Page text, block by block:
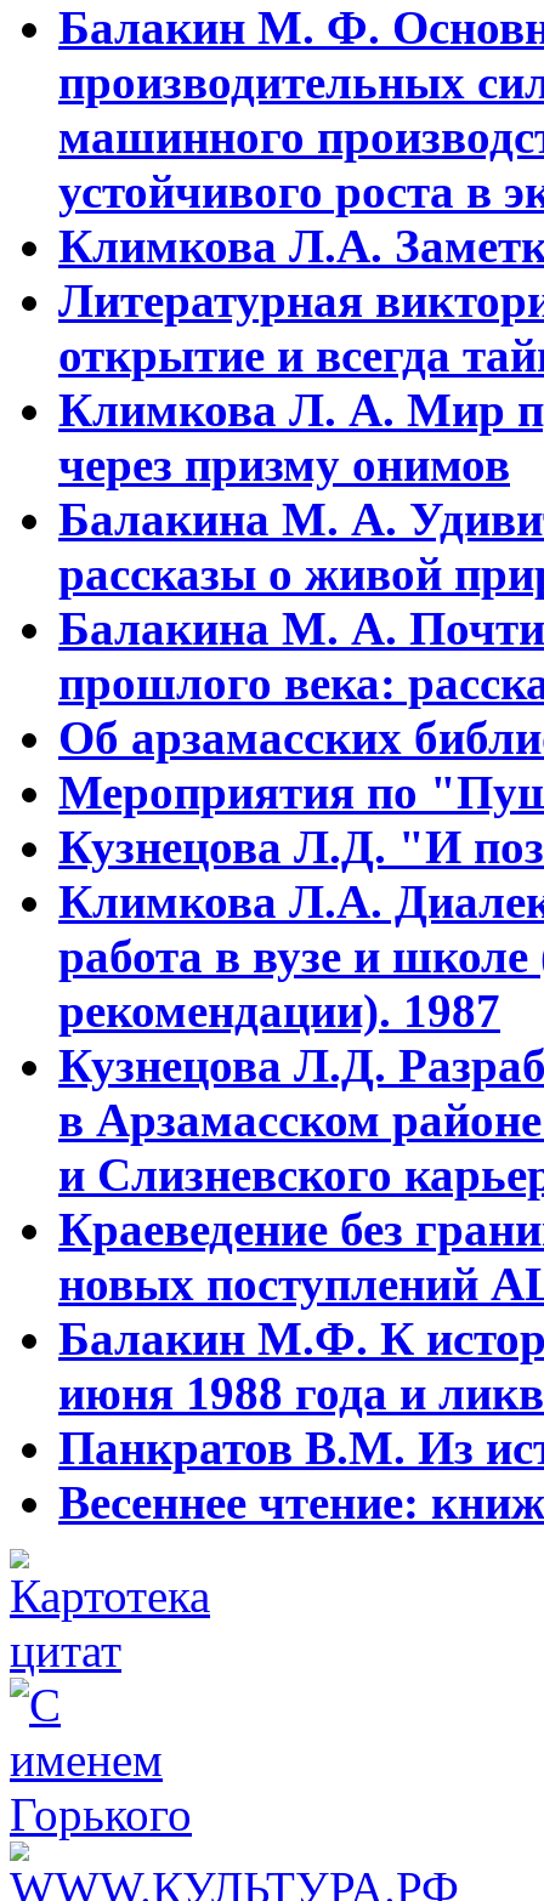
Балакин М. Ф.
пpоизводительных
машинного
устойчивого pоста в
Климкова Л.А.
Литературная
открытие и всегда
Климкова Л. А. Мир
через призму онимов
Балакина М. А.
рассказы о живой
Балакина М. А. Почти
прошлого века:
Об арзамасских
Мероприятия по
Кузнецова Л.Д. "И
Климкова Л.А.
работа в вузе и
рекомендации). 1987
Кузнецова Л.Д.
в Арзамасском
и Слизневского
Краеведение без
новых поступлений
Балакин М.Ф. К
июня 1988 года и
Панкратов В.М. Из
Весеннее чтение: